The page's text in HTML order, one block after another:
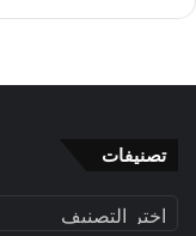
تصنيفات
تصنيفات